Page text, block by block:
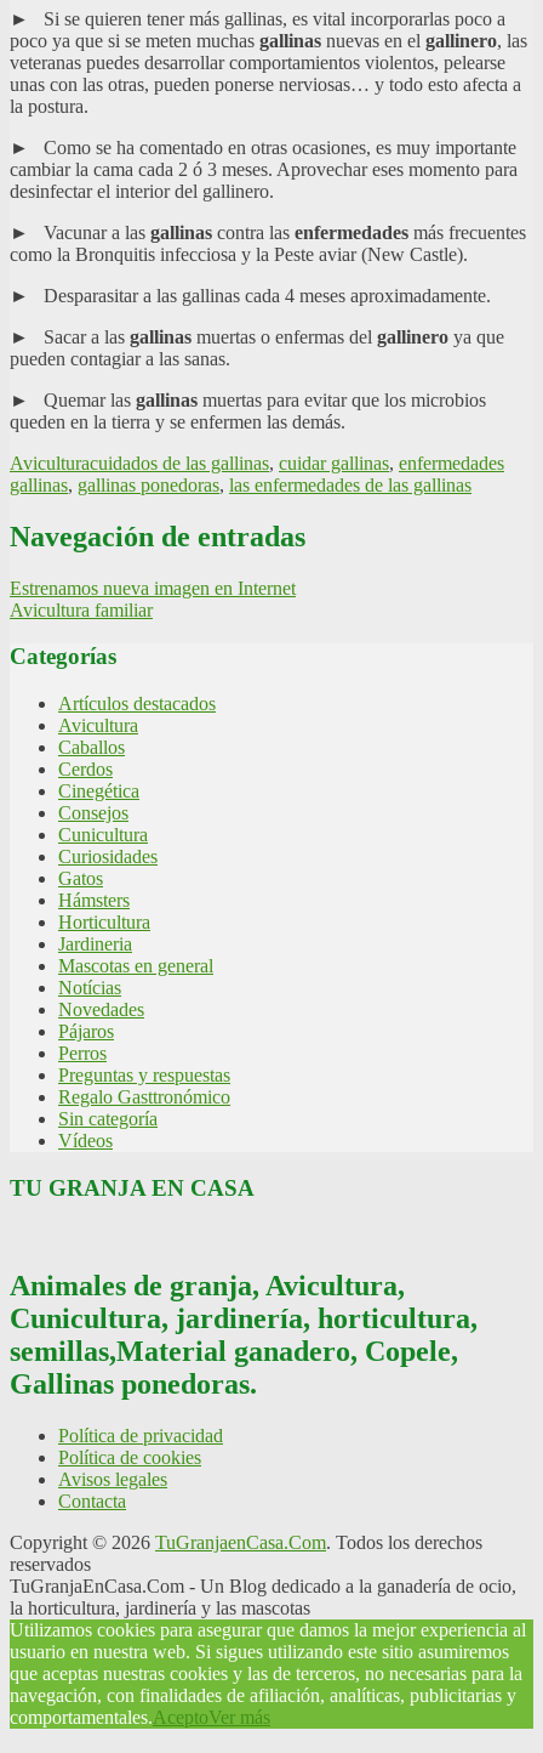
► Si se quieren tener más gallinas, es vital incorporarlas poco a
poco ya que si se meten muchas gallinas nuevas en el gallinero, las
veteranas puedes desarrollar comportamientos violentos, pelearse
unas con las otras, pueden ponerse nerviosas… y todo esto afecta a
la postura.
► Como se ha comentado en otras ocasiones, es muy importante
cambiar la cama cada 2 ó 3 meses. Aprovechar eses momento para
desinfectar el interior del gallinero.
► Vacunar a las gallinas contra las enfermedades más frecuentes
como la Bronquitis infecciosa y la Peste aviar (New Castle).
► Desparasitar a las gallinas cada 4 meses aproximadamente.
► Sacar a las gallinas muertas o enfermas del gallinero ya que
pueden contagiar a las sanas.
► Quemar las gallinas muertas para evitar que los microbios
queden en la tierra y se enfermen las demás.
Aviculturacuidados de las gallinas, cuidar gallinas, enfermedades
gallinas, gallinas ponedoras, las enfermedades de las gallinas
Navegación de entradas
Estrenamos nueva imagen en Internet
Avicultura familiar
Categorías
Artículos destacados
Avicultura
Caballos
Cerdos
Cinegética
Consejos
Cunicultura
Curiosidades
Gatos
Hámsters
Horticultura
Jardineria
Mascotas en general
Notícias
Novedades
Pájaros
Perros
Preguntas y respuestas
Regalo Gasttronómico
Sin categoría
Vídeos
TU GRANJA EN CASA
Animales de granja, Avicultura,
Cunicultura, jardinería, horticultura,
semillas,Material ganadero, Copele,
Gallinas ponedoras.
Política de privacidad
Política de cookies
Avisos legales
Contacta
Copyright © 2026 TuGranjaenCasa.Com. Todos los derechos
reservados
TuGranjaEnCasa.Com - Un Blog dedicado a la ganadería de ocio,
la horticultura, jardinería y las mascotas
Utilizamos cookies para asegurar que damos la mejor experiencia al
usuario en nuestra web. Si sigues utilizando este sitio asumiremos
que aceptas nuestras cookies y las de terceros, no necesarias para la
navegación, con finalidades de afiliación, analíticas, publicitarias y
comportamentales.AceptoVer más